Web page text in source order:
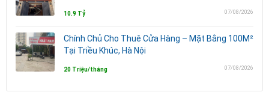
10.9 Tỷ 07/08/2026
Chính Chủ Cho Thuê Cửa Hàng – Mặt Bằng 100M²
Tại Triều Khúc, Hà Nội
20 Triệu/tháng 07/08/2026